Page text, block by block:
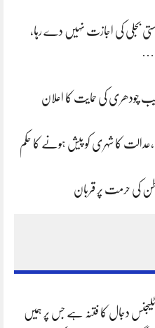
بجلی کی اجازت نہیں دے رہا،
کا شہری کو پیش ہونے کا حکم
کی حرمت پر قربان
دجال کا فتنہ ہے جس پر ہمیں